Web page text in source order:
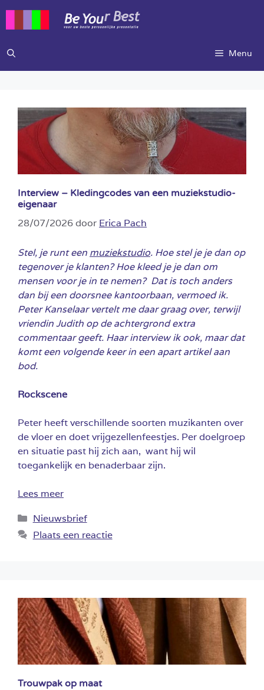
inhoud
Menu
Interview – Kledingcodes van een muziekstudio-
eigenaar
28/07/2026door Erica Pach
Stel, je runt een muziekstudio. Hoe stel je je dan op
tegenover je klanten? Hoe kleed je je dan om
mensen voor je in te nemen? Dat is toch anders
dan bij een doorsnee kantoorbaan, vermoed ik.
Peter Kanselaar vertelt me daar graag over, terwijl
vriendin Judith op de achtergrond extra
commentaar geeft. Haar interview ik ook, maar dat
komt een volgende keer in een apart artikel aan
bod.
Rockscene
Peter heeft verschillende soorten muzikanten over
de vloer en doet vrijgezellenfeestjes. Per doelgroep
en situatie past hij zich aan, want hij wil
toegankelijk en benaderbaar zijn.
Lees meer
Categorieën
Nieuwsbrief
Plaats een reactie
Trouwpak op maat